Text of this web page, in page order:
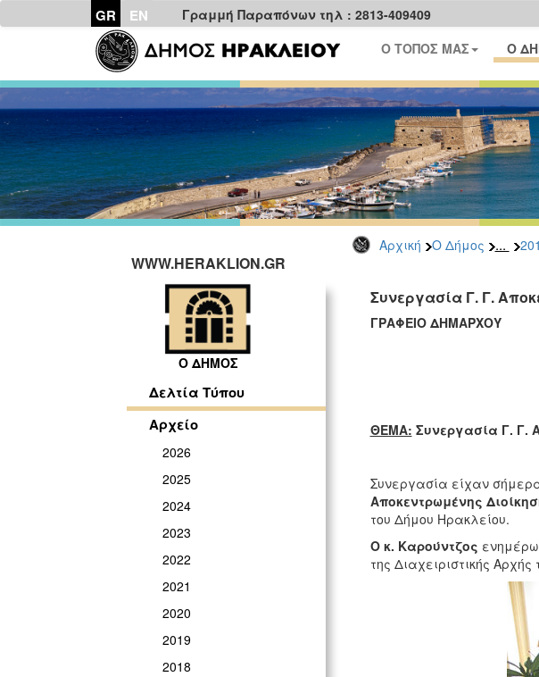
GR EN Γραμμή Παραπόνων τηλ : 2813-409409
Ο ΤΟΠΟΣ ΜΑΣ Ο
Αρχική Ο Δήμος ...
WWW.HERAKLION.GR
Ο ΔΗΜΟΣ
Δελτία Τύπου
Αρχείο
2026
2025
2024
2023
2022
2021
2020
2019
2018
Συνεργασία Γ. Γ.
ΓΡΑΦΕΙΟ ΔΗΜΑΡΧΟΥ
ΘΕΜΑ: Συνεργασία Γ. Γ.
Συνεργασία είχαν
Αποκεντρωμένης
του Δήμου Ηρακλείου.
Ο κ. Καρούντζος
της Διαχειριστικής